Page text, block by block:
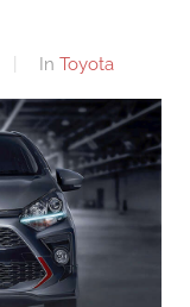
In Toyota